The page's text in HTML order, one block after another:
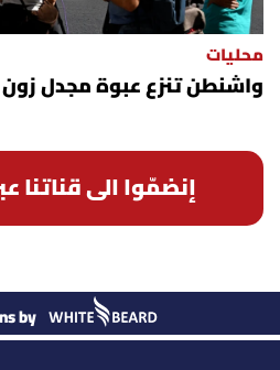
محليات
واشنطن تنزع عبوة مجدل
إنضمّوا الى قناتنا
by